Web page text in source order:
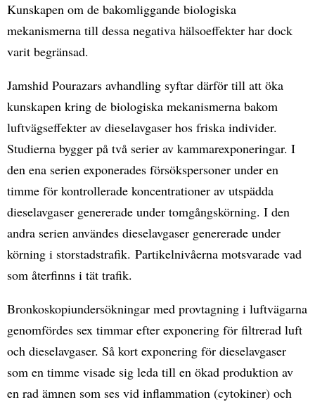
Kunskapen om de bakomliggande biologiska
mekanismerna till dessa negativa hälsoeffekter har dock
varit begränsad.
Jamshid Pourazars avhandling syftar därför till att öka
kunskapen kring de biologiska mekanismerna bakom
luftvägseffekter av dieselavgaser hos friska individer.
Studierna bygger på två serier av kammarexponeringar. I
den ena serien exponerades försökspersoner under en
timme för kontrollerade koncentrationer av utspädda
dieselavgaser genererade under tomgångskörning. I den
andra serien användes dieselavgaser genererade under
körning i storstadstrafik. Partikelnivåerna motsvarade vad
som återfinns i tät trafik.
Bronkoskopiundersökningar med provtagning i luftvägarna
genomfördes sex timmar efter exponering för filtrerad luft
och dieselavgaser. Så kort exponering för dieselavgaser
som en timme visade sig leda till en ökad produktion av
en rad ämnen som ses vid inflammation (cytokiner) och